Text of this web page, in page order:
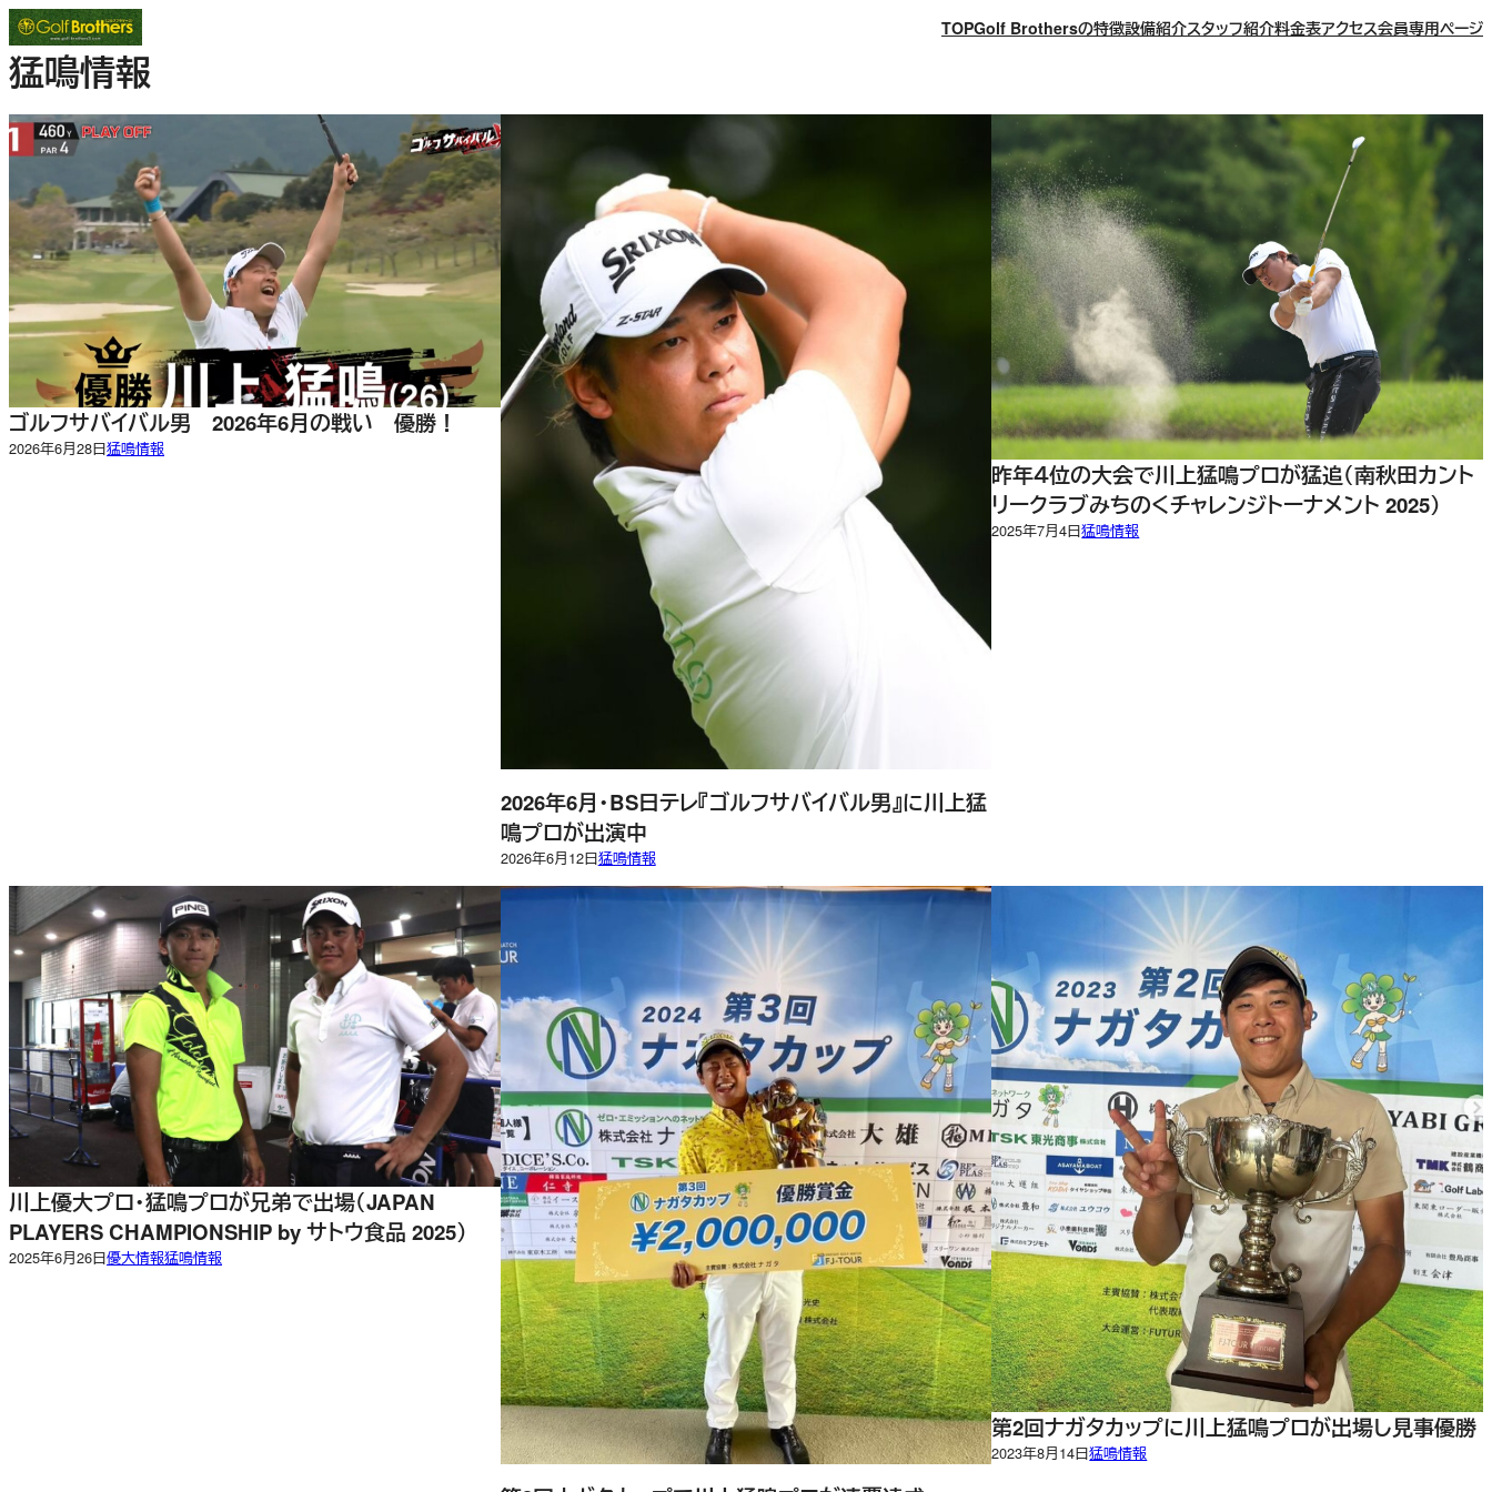
内
容
を
ス
キ
ッ
TOPGolf Brothersの特徴設備紹介スタッフ紹介料金表アクセス会員専用ページ
猛鳴情報
ゴルフサバイバル男 2026年6月の戦い 優勝！
2026年6月28日猛鳴情報
2026年6月・BS日テレ『ゴルフサバイバル男』に川上猛
鳴プロが出演中
2026年6月12日猛鳴情報
昨年４位の大会で川上猛鳴プロが猛追（南秋田カント
リークラブみちのくチャレンジトーナメント 2025）
2025年7月4日猛鳴情報
川上優大プロ・猛鳴プロが兄弟で出場（JAPAN
PLAYERS CHAMPIONSHIP by サトウ食品 2025）
2025年6月26日優大情報猛鳴情報
第2回ナガタカップに川上猛鳴プロが出場し見事優勝
2023年8月14日猛鳴情報